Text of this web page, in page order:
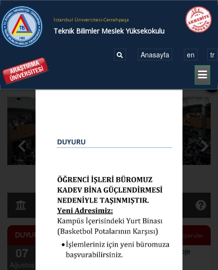
İstanbul Üniversitesi-Cerrahpaşa
Teknik Bilimler Meslek Yüksekokulu
Anasayfa en tr
Toggle
●●●●●●
DUYURULAR Tüm Duyurular
07
Ağustos
COP31 Türkiye İklim Değişikliği Konferansı Proje
Bildirim Süresi 11 Ağustos'a Kadar Uzatıldı